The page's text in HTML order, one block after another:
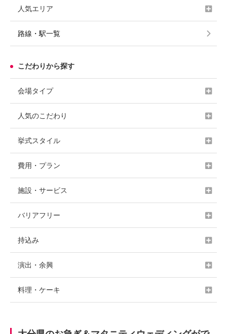
人気エリア
路線・駅一覧
こだわりから探す
会場タイプ
人気のこだわり
挙式スタイル
費用・プラン
施設・サービス
バリアフリー
持込み
演出・余興
料理・ケーキ